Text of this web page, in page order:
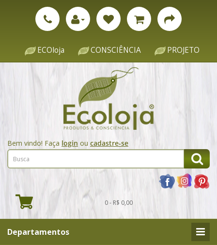
ECOloja CONSCIÊNCIA PROJETO
Bem vindo! Faça login ou cadastre-se
0 - R$ 0,00
Departamentos